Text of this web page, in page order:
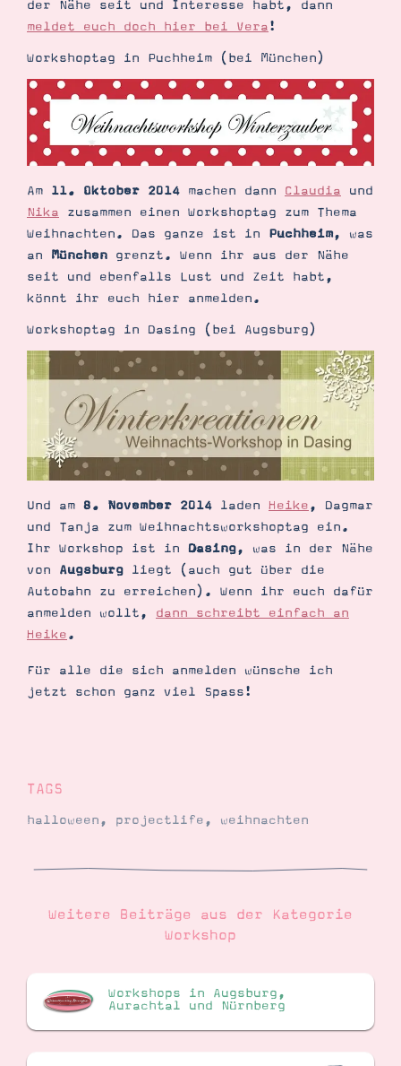
Tipps & Tricks
Ordnungstipps
Suche Impressum Datenschutz
der Nähe seit und Interesse habt, dann
meldet euch doch hier bei Vera!
Workshoptag in Puchheim (bei München)
Am 11. Oktober 2014 machen dann Claudia und
Nika zusammen einen Workshoptag zum Thema
Weihnachten. Das ganze ist in Puchheim, was
an München grenzt. Wenn ihr aus der Nähe
seit und ebenfalls Lust und Zeit habt,
könnt ihr euch hier anmelden.
Workshoptag in Dasing (bei Augsburg)
Und am 8. November 2014 laden Heike, Dagmar
und Tanja zum Weihnachtsworkshoptag ein.
Ihr Workshop ist in Dasing, was in der Nähe
von Augsburg liegt (auch gut über die
Autobahn zu erreichen). Wenn ihr euch dafür
anmelden wollt, dann schreibt einfach an
Heike.
Für alle die sich anmelden wünsche ich
jetzt schon ganz viel Spass!
TAGS
halloween, projectlife, weihnachten
Weitere Beiträge aus der Kategorie
Workshop
Workshops in Augsburg,
Aurachtal und Nürnberg